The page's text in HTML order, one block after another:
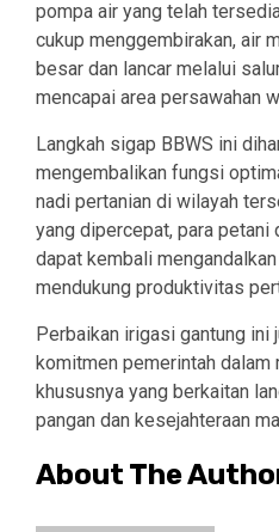
pompa air yang telah
cukup menggembirakan, air
besar dan lancar melalui
mencapai area persawahan
Langkah sigap BBWS ini
mengembalikan fungsi
nadi pertanian di wilayah
yang dipercepat, para petani
dapat kembali
mendukung produktivitas
Perbaikan irigasi gantung ini
komitmen pemerintah dalam
khususnya yang berkaitan
pangan dan kesejahteraan
About The